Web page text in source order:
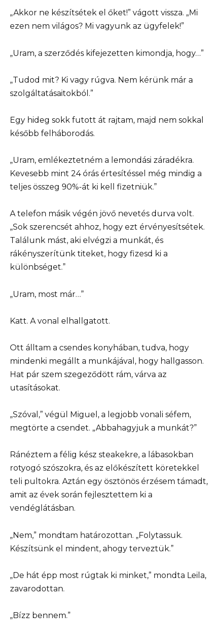
„Akkor ne készítsétek el őket!” vágott vissza. „Mi
ezen nem világos? Mi vagyunk az ügyfelek!”
„Uram, a szerződés kifejezetten kimondja, hogy…”
„Tudod mit? Ki vagy rúgva. Nem kérünk már a
szolgáltatásaitokból.”
Egy hideg sokk futott át rajtam, majd nem sokkal
később felháborodás.
„Uram, emlékeztetném a lemondási záradékra.
Kevesebb mint 24 órás értesítéssel még mindig a
teljes összeg 90%-át ki kell fizetniük.”
A telefon másik végén jövő nevetés durva volt.
„Sok szerencsét ahhoz, hogy ezt érvényesítsétek.
Találunk mást, aki elvégzi a munkát, és
rákényszerítünk titeket, hogy fizesd ki a
különbséget.”
„Uram, most már…”
Katt. A vonal elhallgatott.
Ott álltam a csendes konyhában, tudva, hogy
mindenki megállt a munkájával, hogy hallgasson.
Hat pár szem szegeződött rám, várva az
utasításokat.
„Szóval,” végül Miguel, a legjobb vonali séfem,
megtörte a csendet. „Abbahagyjuk a munkát?”
Ránéztem a félig kész steakekre, a lábasokban
rotyogó szószokra, és az előkészített köretekkel
teli pultokra. Aztán egy ösztönös érzésem támadt,
amit az évek során fejlesztettem ki a
vendéglátásban.
„Nem,” mondtam határozottan. „Folytassuk.
Készítsünk el mindent, ahogy terveztük.”
„De hát épp most rúgtak ki minket,” mondta Leila,
zavarodottan.
„Bízz bennem.”